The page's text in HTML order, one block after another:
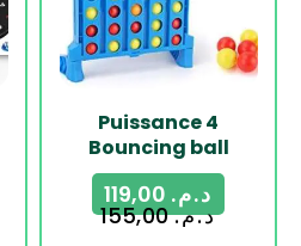
Puissance 4
Bouncing ball
د.م.155,00
د.م.